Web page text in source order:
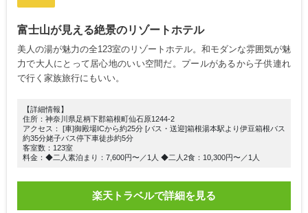
富士山が見える絶景のリゾートホテル
美人の湯が魅力の全123室のリゾートホテル。和モダンな雰囲気が魅
力で大人にとって居心地のいい空間だ。プールがあるから子供連れ
で行く家族旅行にもいい。
【詳細情報】
住所：神奈川県足柄下郡箱根町仙石原1244-2
アクセス： [車]御殿場ICから約25分 [バス・送迎]箱根湯本駅より伊豆箱根バス
約35分姥子バス停下車徒歩約5分
客室数：123室
料金：◆二人素泊まり：7,600円〜／1人 ◆二人2食：10,300円〜／1人
楽天トラベルで詳細を見る